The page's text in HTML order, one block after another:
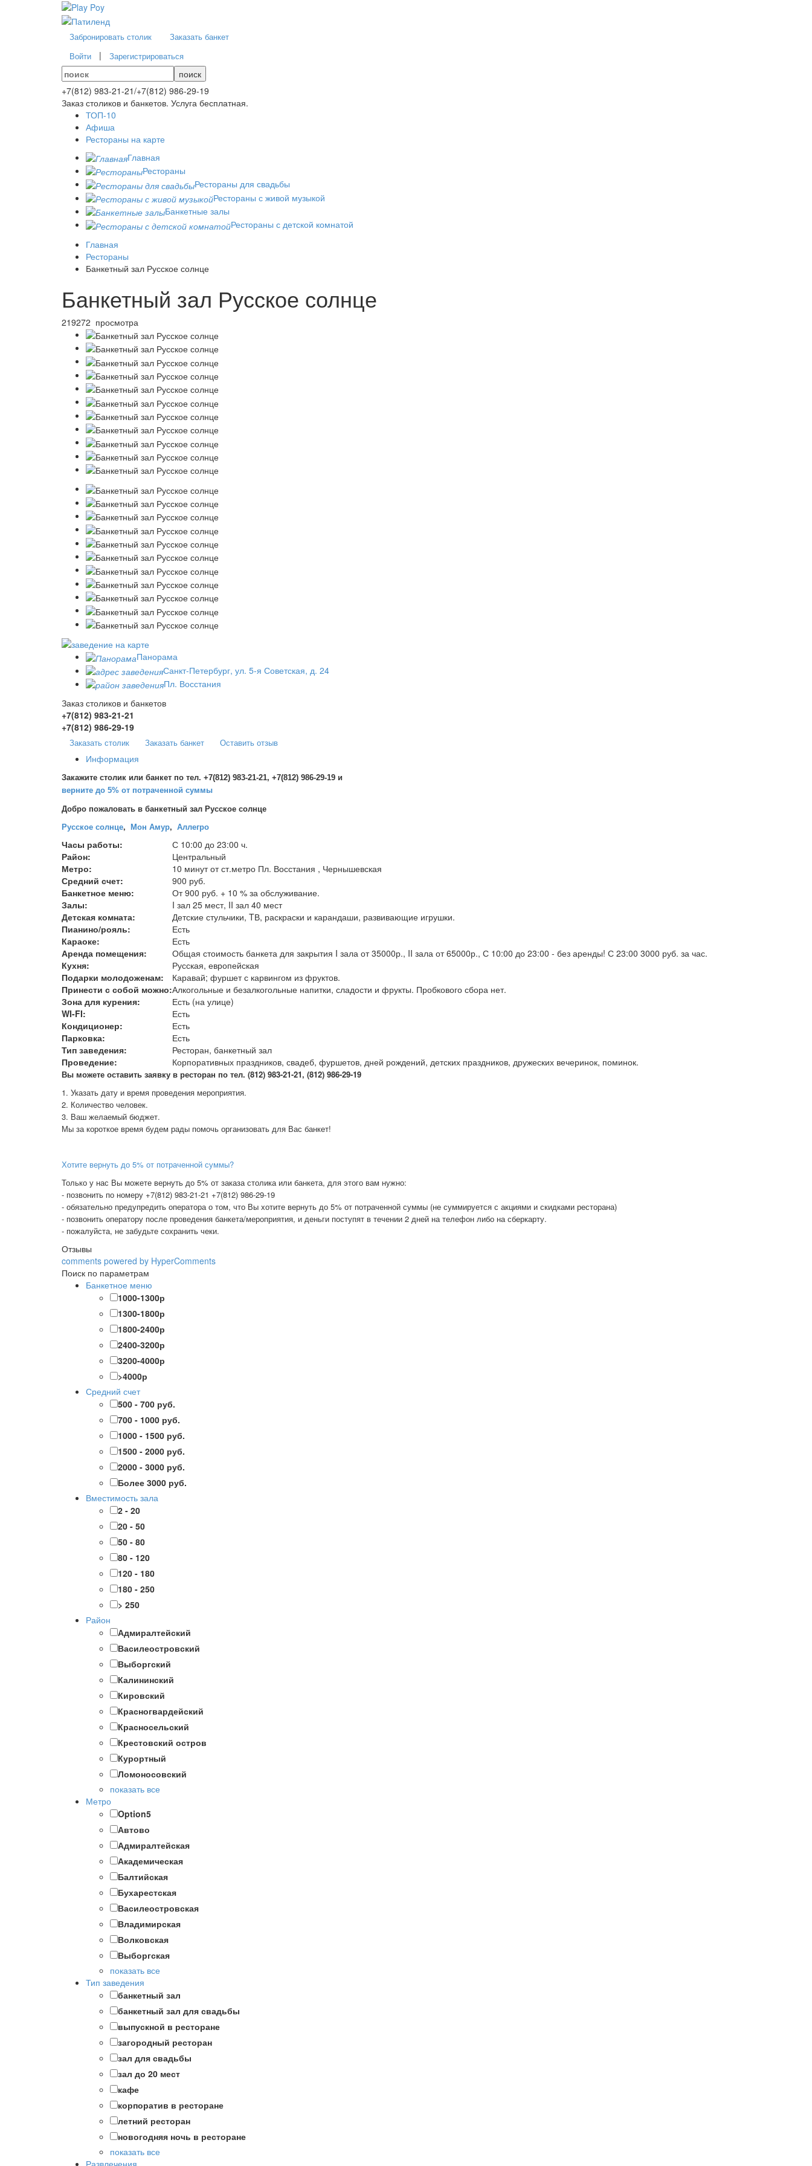
Забронировать столик
Заказать банкет
Войти
| Зарегистрироваться
поиск
+7(812) 983-21-21/+7(812) 986-29-19
Заказ столиков и банкетов. Услуга бесплатная.
ТОП-10
Афиша
Рестораны на карте
Главная
Рестораны
Рестораны для свадьбы
Рестораны с живой музыкой
Банкетные залы
Рестораны с детской комнатой
Главная
Рестораны
Банкетный зал Русское солнце
Банкетный зал Русское солнце
219272 просмотра
Панорама
Санкт-Петербург, ул. 5-я Советская, д. 24
Пл. Восстания
Заказ столиков и банкетов
+7(812) 983-21-21
+7(812) 986-29-19
Заказать столик Заказать банкет Оставить отзыв
Информация
Закажите столик или банкет по тел. +7(812) 983-21-21, +7(812) 986-29-19 и
верните до 5% от потраченной суммы
Добро пожаловать в банкетный зал Русское солнце
Русское солнце, Мон Амур, Аллегро
Часы работы:
С 10:00 до 23:00 ч.
Район:
Центральный
Метро:
10 минут от ст.метро Пл. Восстания , Чернышевская
Средний счет:
900 руб.
Банкетное меню:
От 900 руб. + 10 % за обслуживание.
Залы:
I зал 25 мест, II зал 40 мест
Детская комната:
Детские стульчики, TВ, раскраски и карандаши, развивающие игрушки.
Пианино/рояль:
Есть
Караоке:
Есть
Аренда помещения:
Общая стоимость банкета для закрытия I зала от 35000р., II зала от 65000р., С 10:00 до 23:00 - без аренды! С 23:00 3000 руб. за час.
Кухня:
Русская, европейская
Подарки молодоженам:
Каравай; фуршет с карвингом из фруктов.
Принести с собой можно:Алкогольные и безалкогольные напитки, сладости и фрукты. Пробкового сбора нет.
Зона для курения:
Есть (на улице)
WI-FI:
Есть
Кондиционер:
Есть
Парковка:
Есть
Тип заведения:
Ресторан, банкетный зал
Проведение:
Корпоративных праздников, свадеб, фуршетов, дней рождений, детских праздников, дружеских вечеринок, поминок.
Вы можете оставить заявку в ресторан по тел. (812) 983-21-21, (812) 986-29-19
1. Указать дату и время проведения мероприятия.
2. Количество человек.
3. Ваш желаемый бюджет.
Мы за короткое время будем рады помочь организовать для Вас банкет!
Хотите вернуть до 5% от потраченной суммы?
Только у нас Вы можете вернуть до 5% от заказа столика или банкета, для этого вам нужно:
- позвонить по номеру +7(812) 983-21-21 +7(812) 986-29-19
- обязательно предупредить оператора о том, что Вы хотите вернуть до 5% от потраченной суммы (не суммируется с акциями и скидками ресторана)
- позвонить оператору после проведения банкета/мероприятия, и деньги поступят в течении 2 дней на телефон либо на сберкарту.
- пожалуйста, не забудьте сохранить чеки.
Отзывы
comments powered by HyperComments
Поиск по параметрам
Банкетное меню
1000-1300р
1300-1800р
1800-2400р
2400-3200р
3200-4000р
>4000р
Средний счет
500 - 700 руб.
700 - 1000 руб.
1000 - 1500 руб.
1500 - 2000 руб.
2000 - 3000 руб.
Более 3000 руб.
Вместимость зала
2 - 20
20 - 50
50 - 80
80 - 120
120 - 180
180 - 250
> 250
Район
Адмиралтейский
Василеостровский
Выборгский
Калининский
Кировский
Красногвардейский
Красносельский
Крестовский остров
Курортный
Ломоносовский
показать все
Метро
Option5
Автово
Адмиралтейская
Академическая
Балтийская
Бухарестская
Василеостровская
Владимирская
Волковская
Выборгская
показать все
Тип заведения
банкетный зал
банкетный зал для свадьбы
выпускной в ресторане
загородный ресторан
зал для свадьбы
зал до 20 мест
кафе
корпоратив в ресторане
летний ресторан
новогодняя ночь в ресторане
показать все